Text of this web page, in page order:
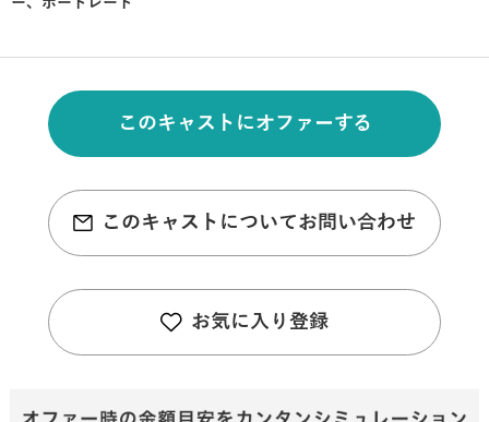
このキャストにオファーする
このキャストについてお問い合わせ
お気に入り登録